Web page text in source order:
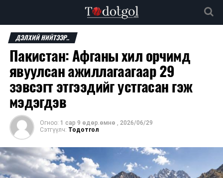
ДЭЛХИЙ НИЙТЭЭР..
Пакистан: Афганы хил орчимд
явуулсан ажиллагаагаар 29
зэвсэгт этгээдийг устгасан гэж
мэдэгдэв
Огноо: 1 сар 9 өдөр.өмнө , 2026/06/29
Сэтгүүлч: Тодотгол